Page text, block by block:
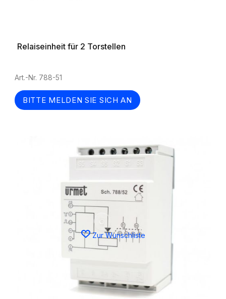
Relaiseinheit für 2 Torstellen
Art.-Nr. 788-51
BITTE MELDEN SIE SICH AN
Zur Wunschliste